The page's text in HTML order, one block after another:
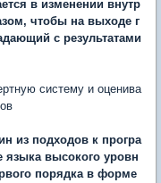
в изменении внутр
чтобы на выходе г
с результатами
систему и оценива
из подходов к програ
высокого уровн
порядка в форме